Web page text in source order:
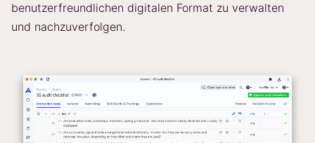
benutzerfreundlichen digitalen Format zu verwalten
und nachzuverfolgen.